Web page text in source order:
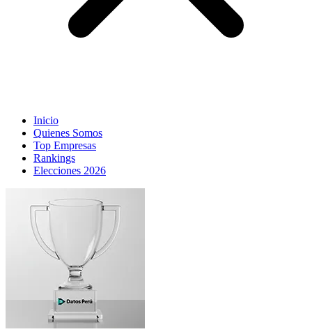
Inicio
Quienes Somos
Top Empresas
Rankings
Elecciones 2026